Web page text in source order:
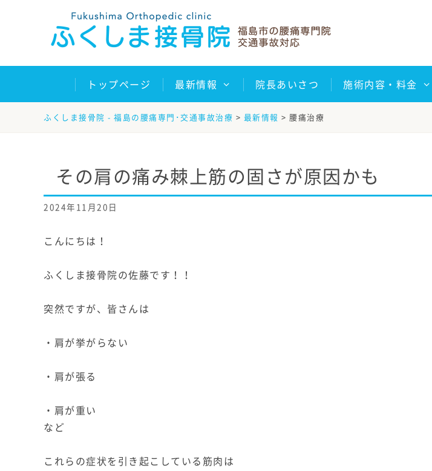
トップページ 最新情報 院長あいさつ 施術内容・料金
ふくしま接骨院 - 福島の腰痛専門･交通事故治療 > 最新情報 > 腰痛治療
その肩の痛み棘上筋の固さが原因かも
2024年11月20日
こんにちは！
ふくしま接骨院の佐藤です！！
突然ですが、皆さんは
・肩が挙がらない
・肩が張る
・肩が重い
など
これらの症状を引き起こしている筋肉は